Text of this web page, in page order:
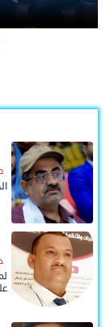
الطالبات